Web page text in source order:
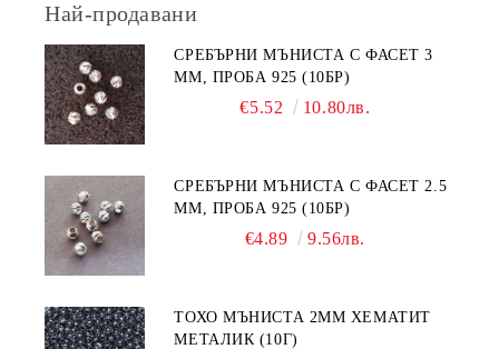
Най-продавани
СРЕБЪРНИ МЪНИСТА С ФАСЕТ 3
ММ, ПРОБА 925 (10БР)
€5.52 10.80лв.
СРЕБЪРНИ МЪНИСТА С ФАСЕТ 2.5
ММ, ПРОБА 925 (10БР)
€4.89 9.56лв.
ТОХО МЪНИСТА 2ММ ХЕМАТИТ
МЕТАЛИК (10Г)